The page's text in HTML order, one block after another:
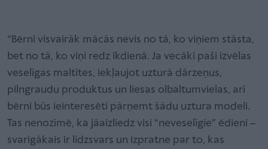
“Bērni visvairāk mācās nevis no tā, ko viņiem stāsta,
bet no tā, ko viņi redz ikdienā. Ja vecāki paši izvēlas
veselīgas maltītes, iekļaujot uzturā dārzeņus,
pilngraudu produktus un liesas olbaltumvielas, arī
bērni būs ieinteresēti pārņemt šādu uztura modeli.
Tas nenozīmē, ka jāaizliedz visi “neveselīgie” ēdieni –
svarīgākais ir līdzsvars un izpratne par to, kas